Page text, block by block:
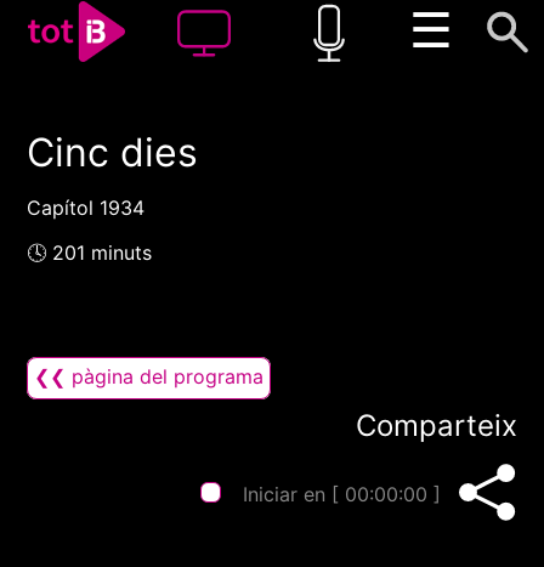
☰
00:00 00:00
Cinc dies
Capítol 1934
🕓 201 minuts
❮❮ pàgina del programa
Comparteix
Iniciar en [ 00:00:00 ]